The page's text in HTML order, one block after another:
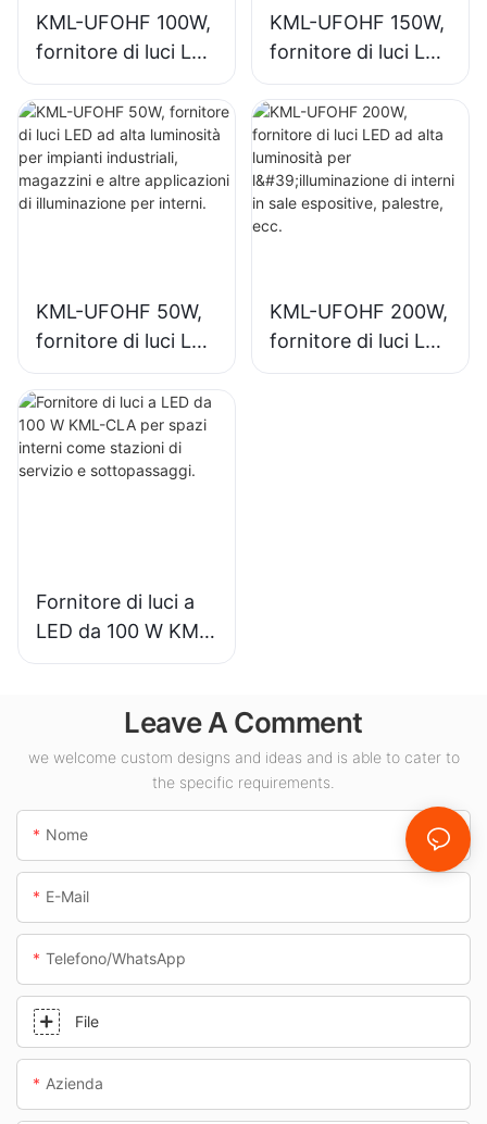
KML-UFOHF 100W,
fornitore di luci LED
ad alta luminosità
per impianti
industriali,
magazzini e altre
applicazioni di
KML-UFOHF 150W,
fornitore di luci LED
ad alta luminosità
per l'illuminazione
interna di impianti
industriali, palestre,
ecc.
KML-UFOHF 50W,
fornitore di luci LED
ad alta luminosità
per impianti
industriali,
magazzini e altre
KML-UFOHF 200W,
fornitore di luci LED
ad alta luminosità
Fornitore di luci a
LED da 100 W KML-
CLA per spazi
stazioni di servizio
e sottopassaggi.
Leave A Comment
we welcome custom designs and ideas and is able to cater to
the specific requirements.
Nome
E-Mail
Telefono/WhatsApp
File
Azienda